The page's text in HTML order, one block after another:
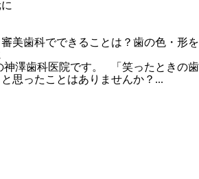
審美歯科でできることは？歯の色・形を
神澤歯科医院です。 「笑ったときの歯
思ったことはありませんか？...